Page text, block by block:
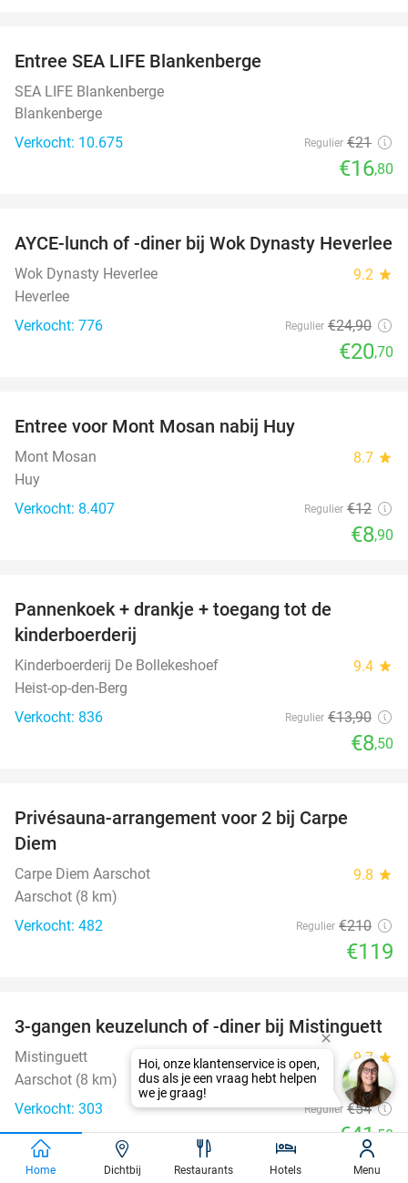
Entree SEA LIFE Blankenberge
SEA LIFE Blankenberge
Blankenberge
Verkocht: 10.675
Regulier €21
€16,80
17%
AYCE-lunch of -diner bij Wok Dynasty Heverlee
Wok Dynasty Heverlee 9.2 star
Heverlee
Verkocht: 776
Regulier €24,90
€20,70
Entree voor Mont Mosan nabij Huy
Mont Mosan 8.7 star
Huy
Verkocht: 8.407
Regulier €12
€8,90
Pannenkoek + drankje + toegang tot de
kinderboerderij
Kinderboerderij De Bollekeshoef 9.4 star
Heist-op-den-Berg
Verkocht: 836
Regulier €13,90
€8,50
Privésauna-arrangement voor 2 bij Carpe
Diem
Carpe Diem Aarschot 9.8 star
Aarschot (8 km)
Verkocht: 482
Regulier €210
€119
23%
3-gangen keuzelunch of -diner bij Mistinguett
Mistinguett 9.7 star
Aarschot (8 km)
Verkocht: 303
Regulier €54
€41,50
favorite_border
Home Dichtbij Restaurants Hotels Menu
Hoi, onze klantenservice is open,
dus als je een vraag hebt helpen
we je graag!